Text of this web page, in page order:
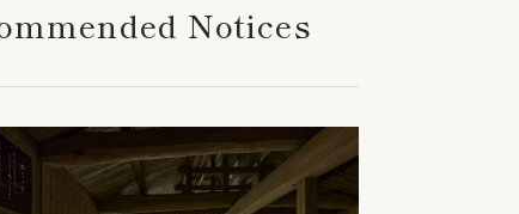
Notices